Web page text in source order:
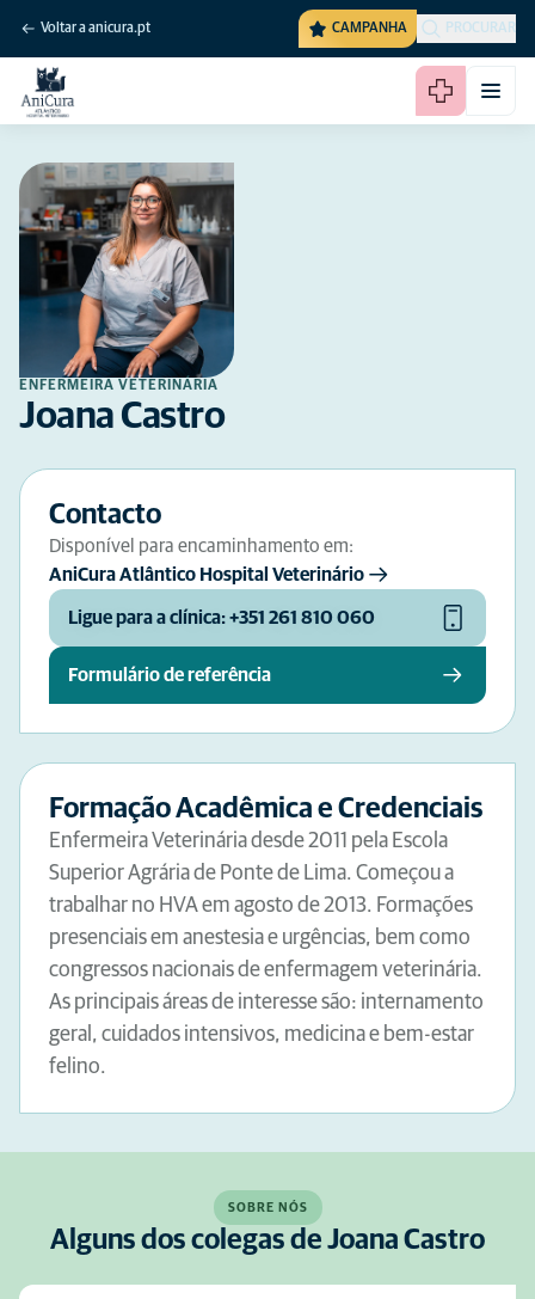
Voltar a anicura.pt CAMPANHA PROCURAR
ENFERMEIRA VETERINÁRIA
Joana Castro
Contacto
Disponível para encaminhamento em:
AniCura Atlântico Hospital Veterinário
Ligue para a clínica: +351 261 810 060
Formulário de referência
Formação Acadêmica e Credenciais
Enfermeira Veterinária desde 2011 pela Escola
Superior Agrária de Ponte de Lima. Começou a
trabalhar no HVA em agosto de 2013. Formações
presenciais em anestesia e urgências, bem como
congressos nacionais de enfermagem veterinária.
As principais áreas de interesse são: internamento
geral, cuidados intensivos, medicina e bem-estar
felino.
SOBRE NÓS
Alguns dos colegas de Joana Castro